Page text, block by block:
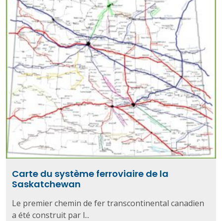
Carte du système ferroviaire de la
Saskatchewan
Le premier chemin de fer transcontinental canadien
a été construit par l...